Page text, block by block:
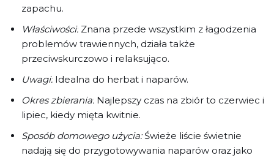
zapachu.
Właściwości: Znana przede wszystkim z łagodzenia
problemów trawiennych, działa także
przeciwskurczowo i relaksująco.
Uwagi: Idealna do herbat i naparów.
Okres zbierania: Najlepszy czas na zbiór to czerwiec i
lipiec, kiedy mięta kwitnie.
Sposób domowego użycia:Świeże liście świetnie
nadają się do przygotowywania naparów oraz jako